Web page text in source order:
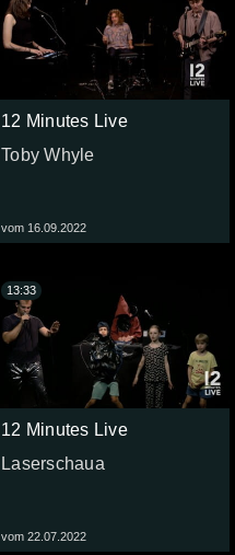
12 Minutes Live
Toby Whyle
vom 16.09.2022
12 Minutes Live
Laserschaua
vom 22.07.2022
13:33